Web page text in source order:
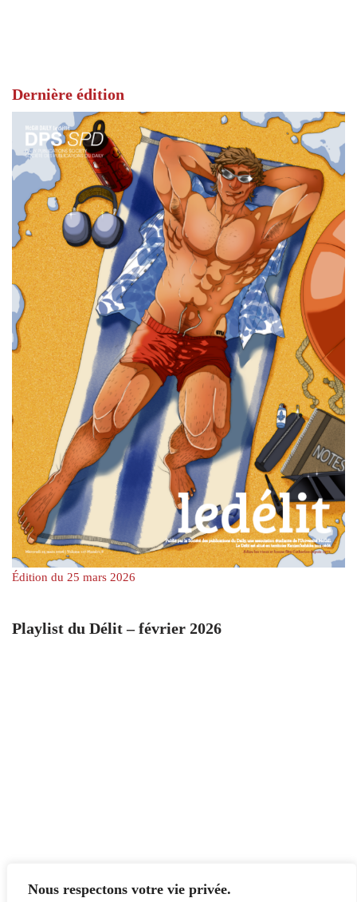
Nous respectons votre vie privée.
Dernière édition
Édition du 25 mars 2026
Playlist du Délit – février 2026